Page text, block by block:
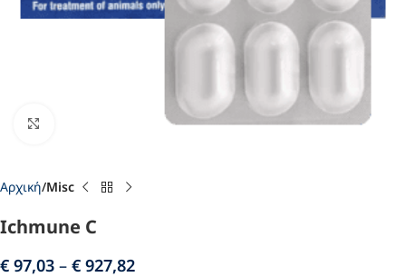
Αρχική Misc
Ichmune C
€ 97,03 – € 927,82